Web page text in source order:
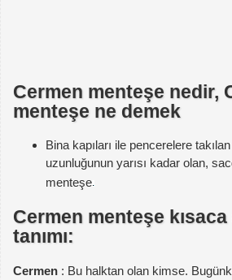
Cermen menteşe nedir,
menteşe ne demek
Bina kapıları ile pencerelere
uzunluğunun yarısı kadar olan,
menteşe
Cermen menteşe kısaca
tanımı:
Cermen : Bu halktan olan kimse.